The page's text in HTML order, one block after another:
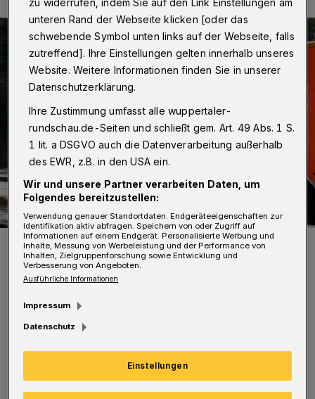
Symbolfoto.
Foto: Pixabay
Laut Polizei prallte gegen 14.50 Uhr ein
ausparkender Wagen gegen einen Fußgänger
(78). Dabei erlitt der Passant Verletzungen, die
unteren Rand der Webseite klicken [oder das
schwebende Symbol unten links auf der Webseite, falls
zutreffend]. Ihre Einstellungen gelten innerhalb unseres
Website. Weitere Informationen finden Sie in unserer
Datenschutzerklärung.
Ihre Zustimmung umfasst alle wuppertaler-
rundschau.de-Seiten und schließt gem. Art. 49 Abs. 1 S.
1 lit. a DSGVO auch die Datenverarbeitung außerhalb
des EWR, z.B. in den USA ein.
Wir und unsere Partner verarbeiten Daten, um
Folgendes bereitzustellen:
Verwendung genauer Standortdaten. Endgeräteeigenschaften zur
Identifikation aktiv abfragen. Speichern von oder Zugriff auf
Informationen auf einem Endgerät. Personalisierte Werbung und
Inhalte, Messung von Werbeleistung und der Performance von
Inhalten, Zielgruppenforschung sowie Entwicklung und
Verbesserung von Angeboten.
Ausführliche Informationen
Impressum
Datenschutz
Einstellungen